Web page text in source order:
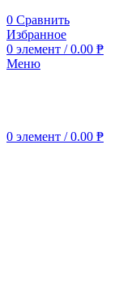
0 Сравнить
Избранное
0 элемент / 0.00 ₱
Меню
0 элемент / 0.00 ₱